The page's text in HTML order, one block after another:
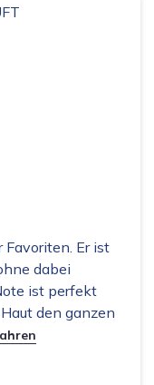
Favoriten. Er ist
dabei
ist perfekt
den ganzen